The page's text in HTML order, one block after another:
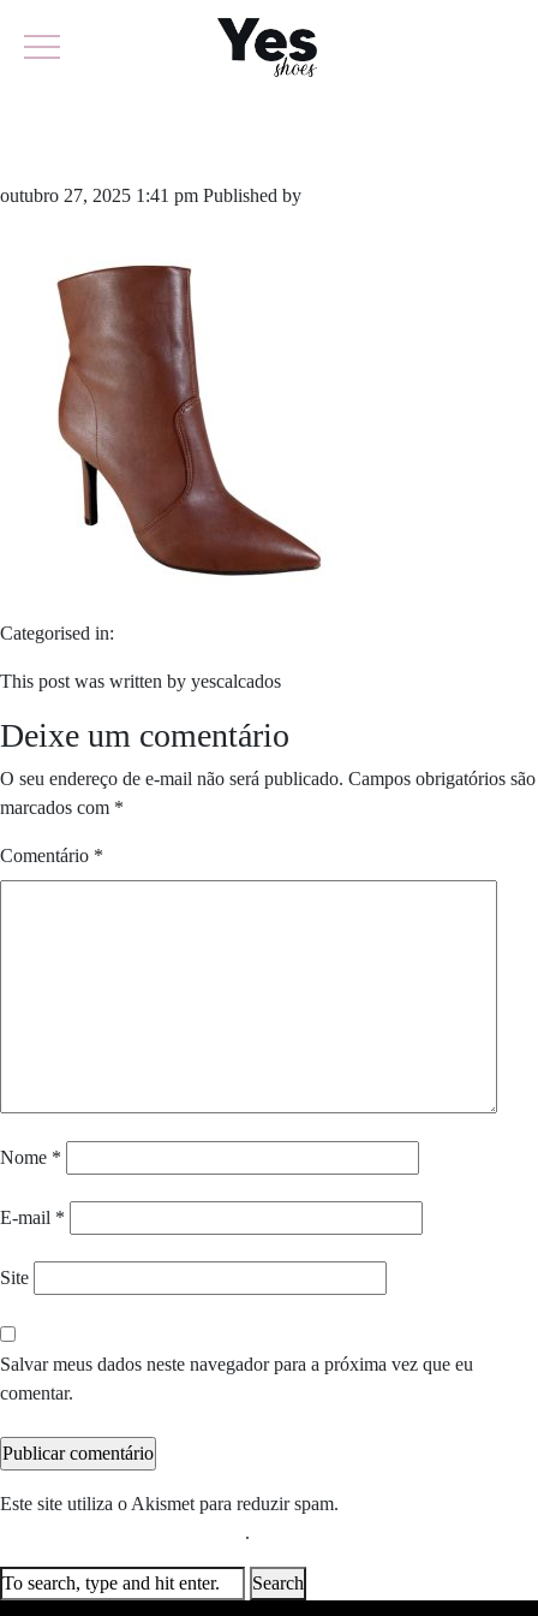
outubro 27, 2025 1:41 pm Published by
Categorised in:
This post was written by yescalcados
Deixe um comentário
O seu endereço de e-mail não será publicado. Campos obrigatórios são
marcados com *
Comentário *
Nome *
E-mail *
Site
Salvar meus dados neste navegador para a próxima vez que eu
comentar.
Este site utiliza o Akismet para reduzir spam.
.
Search